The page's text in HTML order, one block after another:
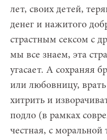
лет, своих детей,
денег и нажитого
страстным сексом с
мы все знаем, эта
угасает. А сохраняя
или любовницу,
хитрить и
подло (в рамках
честная, с